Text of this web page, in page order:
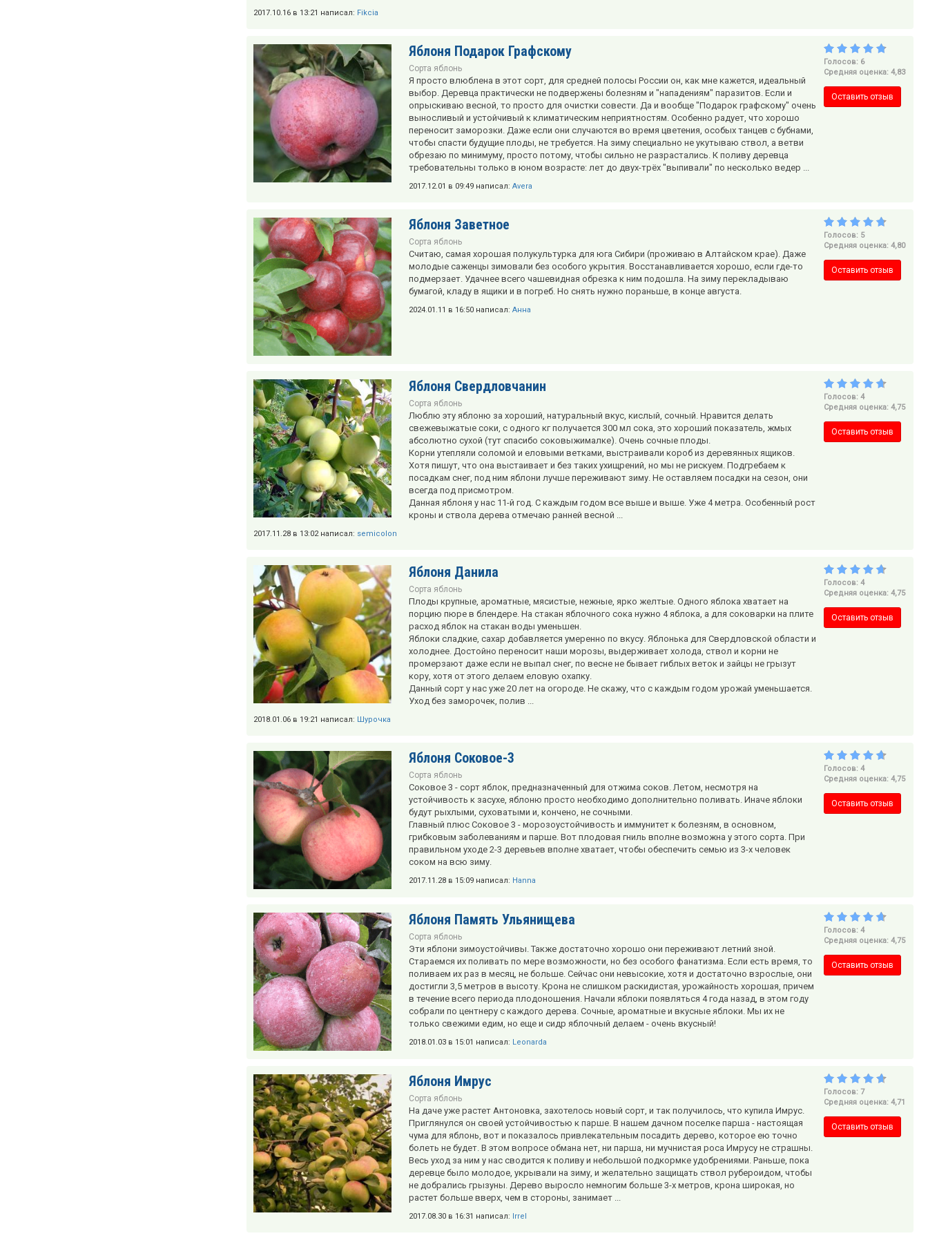
2017.10.16 в 13:21 написал: Fikcia
Яблоня Подарок Графскому
Сорта яблонь
Я просто влюблена в этот сорт, для средней полосы России он, как мне кажется, идеальный
выбор. Деревца практически не подвержены болезням и "нападениям" паразитов. Если и
опрыскиваю весной, то просто для очистки совести. Да и вообще "Подарок графскому" очень
выносливый и устойчивый к климатическим неприятностям. Особенно радует, что хорошо
переносит заморозки. Даже если они случаются во время цветения, особых танцев с бубнами,
чтобы спасти будущие плоды, не требуется. На зиму специально не укутываю ствол, а ветви
обрезаю по минимуму, просто потому, чтобы сильно не разрастались. К поливу деревца
требовательны только в юном возрасте: лет до двух-трёх "выпивали" по несколько ведер ...
2017.12.01 в 09:49 написал: Avera
Голосов: 6
Средняя оценка: 4,83
Оставить отзыв
Яблоня Заветное
Сорта яблонь
Считаю, самая хорошая полукультурка для юга Сибири (проживаю в Алтайском крае). Даже
молодые саженцы зимовали без особого укрытия. Восстанавливается хорошо, если где-то
подмерзает. Удачнее всего чашевидная обрезка к ним подошла. На зиму перекладываю
бумагой, кладу в ящики и в погреб. Но снять нужно пораньше, в конце августа.
2024.01.11 в 16:50 написал: Анна
Голосов: 5
Средняя оценка: 4,80
Оставить отзыв
Яблоня Свердловчанин
Сорта яблонь
Люблю эту яблоню за хороший, натуральный вкус, кислый, сочный. Нравится делать
свежевыжатые соки, с одного кг получается 300 мл сока, это хороший показатель, жмых
абсолютно сухой (тут спасибо соковыжималке). Очень сочные плоды.
Корни утепляли соломой и еловыми ветками, выстраивали короб из деревянных ящиков.
Хотя пишут, что она выстаивает и без таких ухищрений, но мы не рискуем. Подгребаем к
посадкам снег, под ним яблони лучше переживают зиму. Не оставляем посадки на сезон, они
всегда под присмотром.
Данная яблоня у нас 11-й год. С каждым годом все выше и выше. Уже 4 метра. Особенный рост
кроны и ствола дерева отмечаю ранней весной ...
2017.11.28 в 13:02 написал: semicolon
Голосов: 4
Средняя оценка: 4,75
Оставить отзыв
Яблоня Данила
Сорта яблонь
Плоды крупные, ароматные, мясистые, нежные, ярко желтые. Одного яблока хватает на
порцию пюре в блендере. На стакан яблочного сока нужно 4 яблока, а для соковарки на плите
расход яблок на стакан воды уменьшен.
Яблоки сладкие, сахар добавляется умеренно по вкусу. Яблонька для Свердловской области и
холоднее. Достойно переносит наши морозы, выдерживает холода, ствол и корни не
промерзают даже если не выпал снег, по весне не бывает гиблых веток и зайцы не грызут
кору, хотя от этого делаем еловую охапку.
Данный сорт у нас уже 20 лет на огороде. Не скажу, что с каждым годом урожай уменьшается.
Уход без заморочек, полив ...
2018.01.06 в 19:21 написал: Шурочка
Голосов: 4
Средняя оценка: 4,75
Оставить отзыв
Яблоня Соковое-3
Сорта яблонь
Соковое 3 - сорт яблок, предназначенный для отжима соков. Летом, несмотря на
устойчивость к засухе, яблоню просто необходимо дополнительно поливать. Иначе яблоки
будут рыхлыми, суховатыми и, кончено, не сочными.
Главный плюс Соковое 3 - морозоустойчивость и иммунитет к болезням, в основном,
грибковым заболеваниям и парше. Вот плодовая гниль вполне возможна у этого сорта. При
правильном уходе 2-3 деревьев вполне хватает, чтобы обеспечить семью из 3-х человек
соком на всю зиму.
2017.11.28 в 15:09 написал: Hanna
Голосов: 4
Средняя оценка: 4,75
Оставить отзыв
Яблоня Память Ульянищева
Сорта яблонь
Эти яблони зимоустойчивы. Также достаточно хорошо они переживают летний зной.
Стараемся их поливать по мере возможности, но без особого фанатизма. Если есть время, то
поливаем их раз в месяц, не больше. Сейчас они невысокие, хотя и достаточно взрослые, они
достигли 3,5 метров в высоту. Крона не слишком раскидистая, урожайность хорошая, причем
в течение всего периода плодоношения. Начали яблоки появляться 4 года назад, в этом году
собрали по центнеру с каждого дерева. Сочные, ароматные и вкусные яблоки. Мы их не
только свежими едим, но еще и сидр яблочный делаем - очень вкусный!
2018.01.03 в 15:01 написал: Leonarda
Голосов: 4
Средняя оценка: 4,75
Оставить отзыв
Яблоня Имрус
Сорта яблонь
На даче уже растет Антоновка, захотелось новый сорт, и так получилось, что купила Имрус.
Приглянулся он своей устойчивостью к парше. В нашем дачном поселке парша - настоящая
чума для яблонь, вот и показалось привлекательным посадить дерево, которое ею точно
болеть не будет. В этом вопросе обмана нет, ни парша, ни мучнистая роса Имрусу не страшны.
Весь уход за ним у нас сводится к поливу и небольшой подкормке удобрениями. Раньше, пока
деревце было молодое, укрывали на зиму, и желательно защищать ствол рубероидом, чтобы
не добрались грызуны. Дерево выросло немногим больше 3-х метров, крона широкая, но
растет больше вверх, чем в стороны, занимает ...
2017.08.30 в 16:31 написал: Irrel
Голосов: 7
Средняя оценка: 4,71
Оставить отзыв